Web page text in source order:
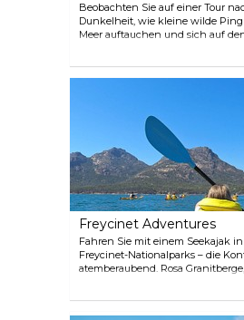
Beobachten Sie auf einer Tour
Dunkelheit, wie kleine wilde
Meer auftauchen und sich auf
Zuhause in einer natürlichen
der Pinguinpopulation ins Leben
stören. Da es sich um wilde Vögel
die Anzahl der Pinguine und die
nach Lebenszyklus und
bis Januar sind die Pinguine in
anzutreffen (100–125 Tiere). Auf
Sie damit rechnen, einem
kommen.
Freycinet Adventures
Fahren Sie mit einem Seekajak in
Freycinet-Nationalparks – die
atemberaubend. Rosa